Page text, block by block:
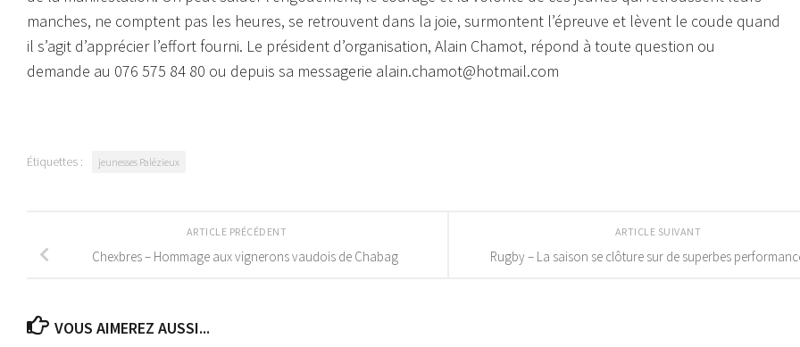
manches, ne comptent pas les heures, se retrouvent dans la joie, surmontent l’épreuve et lèvent le coude quand
il s’agit d’apprécier l’effort fourni. Le président d’organisation, Alain Chamot, répond à toute question ou
demande au 076 575 84 80 ou depuis sa messagerie alain.chamot@hotmail.com
Étiquettes : jeunesses Palézieux
ARTICLE SUIVANT
Rugby – La saison se clôture sur de superbes
ARTICLE PRÉCÉDENT
Chexbres – Hommage aux vignerons vaudois de Chabag
VOUS AIMEREZ AUSSI...